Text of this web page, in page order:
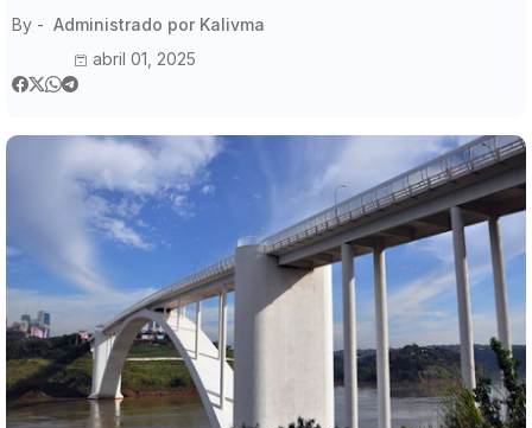
By - Administrado por Kalivma
abril 01, 2025